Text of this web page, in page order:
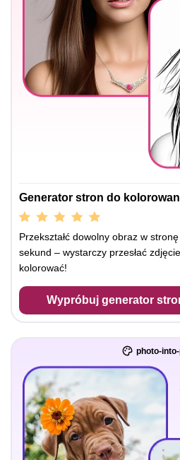
Generator stron do
Przekształć dowolny obraz w
sekund – wystarczy przesłać
kolorować!
Wypróbuj generator
photo-